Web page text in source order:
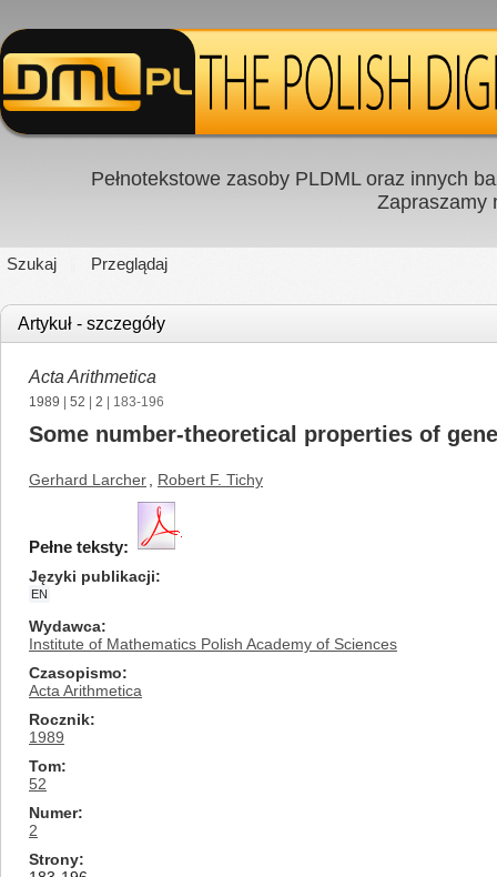
Pełnotekstowe zasoby PLDML oraz innych
Zapraszamy
Szukaj Przeglądaj
Artykuł - szczegóły
Acta Arithmetica
1989 52 2 | 183-196
Some number-theoretical properties of
Gerhard Larcher Robert F. Tichy
Pełne teksty:
Języki publikacji
EN
Wydawca
Institute of Mathematics Polish Academy of Sciences
Czasopismo
Acta Arithmetica
Rocznik
1989
Tom
52
Numer
2
Strony